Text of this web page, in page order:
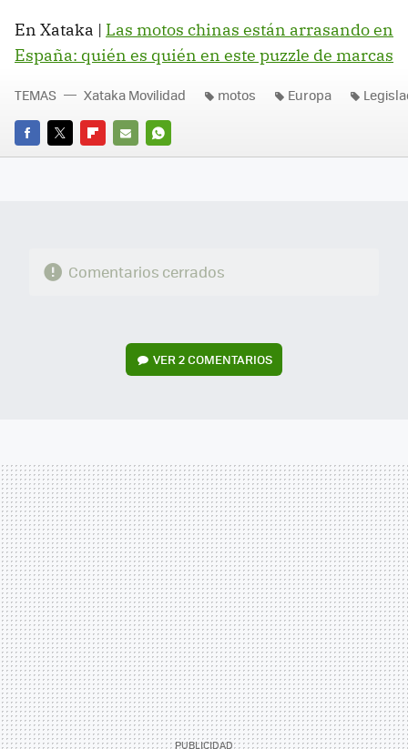
En Xataka | Las motos chinas están arrasando en
España: quién es quién en este puzzle de marcas
FACEBOOK
TWITTERFLIPBOARD
E-
WHATSAPP
TEMAS Xataka Movilidad motos Europa
Comentarios cerrados
VER2 COMENTARIOS